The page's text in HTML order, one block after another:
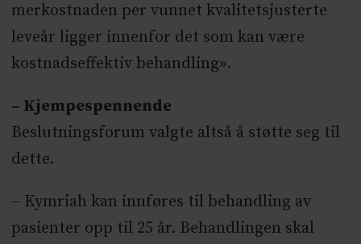
merkostnaden per vunnet kvalitetsjusterte
leveår ligger innenfor det som kan være
kostnadseffektiv behandling».
– Kjempespennende
Beslutningsforum valgte altså å støtte seg til
dette.
– Kymriah kan innføres til behandling av
pasienter opp til 25 år. Behandlingen skal